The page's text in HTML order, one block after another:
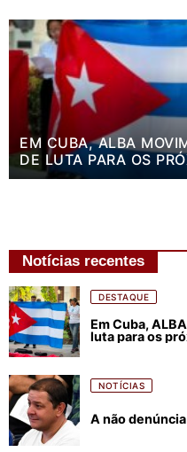
EM CUBA, ALBA
DE LUTA PARA OS
Notícias recentes
DESTAQUE
Em Cuba,
luta para os
NOTÍCIAS
A não